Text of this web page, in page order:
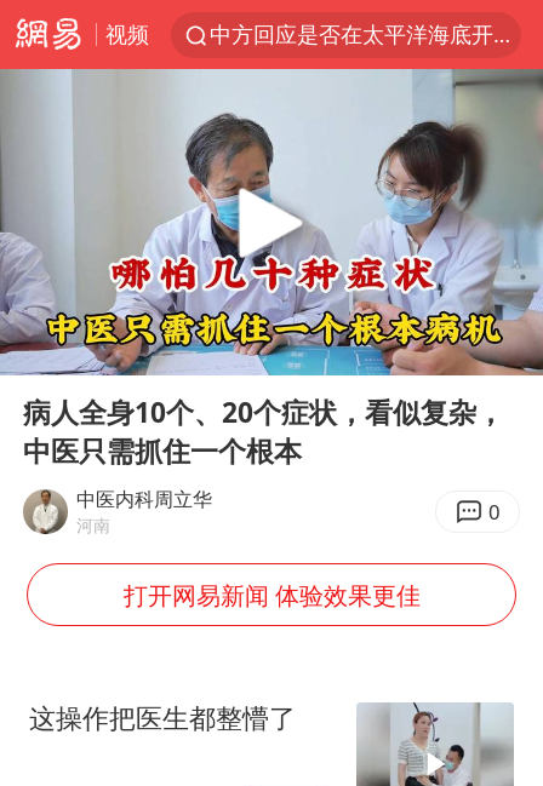
视频
中方回应是否在太平洋海底开采稀土
看守所辅警收受10万获刑1年
宇树科技发行价格150.80元/股
五粮液渠道价一箱上涨近百元
CIA被曝已秘密设立古巴工作组
法国将禁止“未经同意的电话营销”
吉林一“温度计大楼”读数爆表
“深圳地面沉降致车辆损坏”不实
泰国一女公务员妆容引争议 本人回应
奋进开新局 实干挑大梁
Play
00:00 05:12
病人全身10个、20个症状，看似复杂，
中医只需抓住一个根本
中医内科周立华
河南 0
打开网易新闻 体验效果更佳
这操作把医生都整懵了